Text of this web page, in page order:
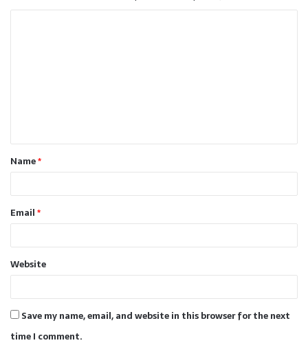
t
*Name*
Email*
Website
Save my name, email, and website in this browser for the next
time I comment.